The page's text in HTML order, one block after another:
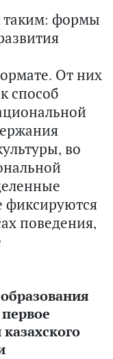
таким: формы
От них
способ
во
фиксируются
поведения,